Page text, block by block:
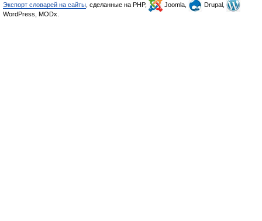
Экспорт словарей на сайты , сделанные на PHP, Joomla,
Drupal,
WordPress, MODx.